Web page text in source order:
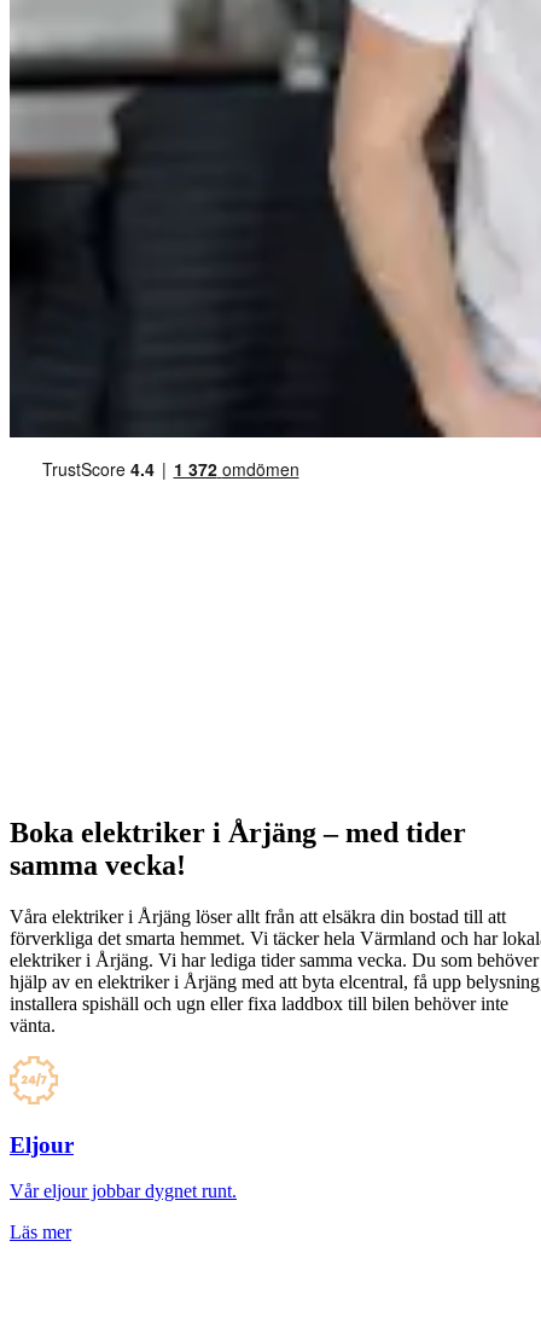
Boka elektriker i Årjäng – med tider
samma vecka!
Våra elektriker i Årjäng löser allt från att elsäkra din bostad till att
förverkliga det smarta hemmet. Vi täcker hela Värmland och har
elektriker i Årjäng. Vi har lediga tider samma vecka. Du som behöver
hjälp av en elektriker i Årjäng med att byta elcentral, få upp
installera spishäll och ugn eller fixa laddbox till bilen behöver inte
vänta.
Eljour
Vår eljour jobbar dygnet runt.
Läs mer